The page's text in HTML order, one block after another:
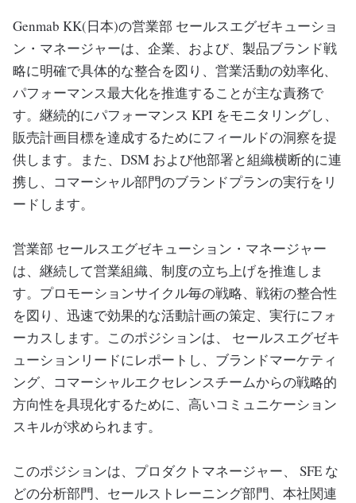
Genmab KK(日本)の営業部 セールスエグゼキューショ
ン・マネージャーは、企業、および、製品ブランド戦
略に明確で具体的な整合を図り、営業活動の効率化、
パフォーマンス最大化を推進することが主な責務で
す。継続的にパフォーマンス KPI をモニタリングし、
販売計画目標を達成するためにフィールドの洞察を提
供します。また、DSM および他部署と組織横断的に連
携し、コマーシャル部門のブランドプランの実行をリ
ードします。
営業部 セールスエグゼキューション・マネージャー
は、継続して営業組織、制度の立ち上げを推進しま
す。プロモーションサイクル毎の戦略、戦術の整合性
を図り、迅速で効果的な活動計画の策定、実行にフォ
ーカスします。このポジションは、 セールスエグゼキ
ューションリードにレポートし、ブランドマーケティ
ング、コマーシャルエクセレンスチームからの戦略的
方向性を具現化するために、高いコミュニケーション
スキルが求められます。
このポジションは、プロダクトマネージャー、 SFE な
どの分析部門、セールストレーニング部門、本社関連